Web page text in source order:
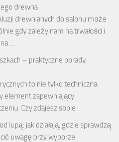
drewna
drewnianych do salonu może
gdy zależy nam na trwałości i
…
– praktyczne porady
to nie tylko techniczna
element zapewniający
Czy zdajesz sobie …
lupą: jak działają, gdzie sprawdzą
uwagę przy wyborze